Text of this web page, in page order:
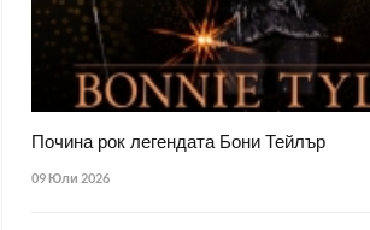
Почина рок легендата Бони Тейлър
09 Юли 2026